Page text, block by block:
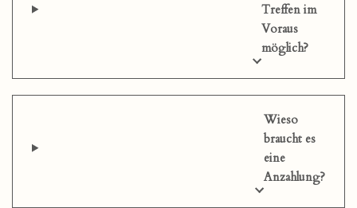
Treffen im
Voraus
möglich?
Wieso
braucht es
eine
Anzahlung?